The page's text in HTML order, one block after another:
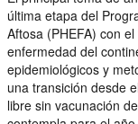
última etapa del
Aftosa (PHEFA) con
enfermedad del
epidemiológicos y
una transición desde
libre sin vacunación